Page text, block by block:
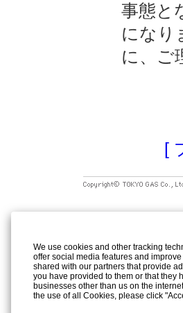
事態と
になり
に、ご
[
We use cookies and other tracking
offer social media features and
shared with our partners that provide
you have provided to them or that they
businesses other than us on the
the use of all Cookies, please click